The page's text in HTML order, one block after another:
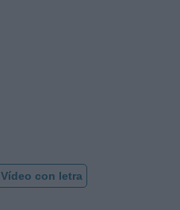
Vídeo con letra